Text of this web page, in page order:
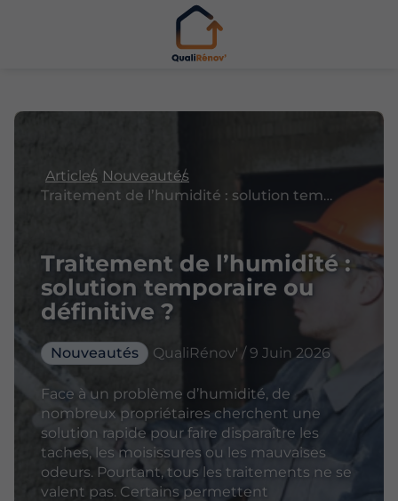
Articles Nouveautés
Traitement de l’humidité : solution temporaire ou définitive ?
Traitement de l’humidité :
solution temporaire ou
définitive ?
Nouveautés QualiRénov' / 9 Juin 2026
Face à un problème d’humidité, de
nombreux propriétaires cherchent une
solution rapide pour faire disparaître les
taches, les moisissures ou les mauvaises
odeurs. Pourtant, tous les traitements ne se
valent pas. Certains permettent